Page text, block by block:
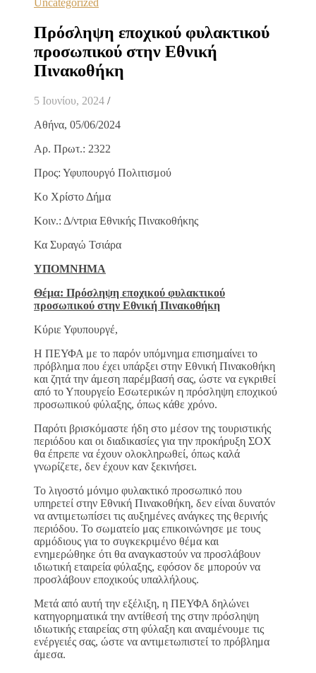
Uncategorized
Πρόσληψη εποχικού φυλακτικού
προσωπικού στην Εθνική
Πινακοθήκη
5 Ιουνίου, 2024 /
Αθήνα, 05/06/2024
Αρ. Πρωτ.: 2322
Προς: Υφυπουργό Πολιτισμού
Κο Χρίστο Δήμα
Κοιν.: Δ/ντρια Εθνικής Πινακοθήκης
Κα Συραγώ Τσιάρα
ΥΠΟΜΝΗΜΑ
Θέμα: Πρόσληψη εποχικού φυλακτικού
προσωπικού στην Εθνική Πινακοθήκη
Κύριε Υφυπουργέ,
Η ΠΕΥΦΑ με το παρόν υπόμνημα επισημαίνει το
πρόβλημα που έχει υπάρξει στην Εθνική Πινακοθήκη
και ζητά την άμεση παρέμβασή σας, ώστε να εγκριθεί
από το Υπουργείο Εσωτερικών η πρόσληψη εποχικού
προσωπικού φύλαξης, όπως κάθε χρόνο.
Παρότι βρισκόμαστε ήδη στο μέσον της τουριστικής
περιόδου και οι διαδικασίες για την προκήρυξη ΣΟΧ
θα έπρεπε να έχουν ολοκληρωθεί, όπως καλά
γνωρίζετε, δεν έχουν καν ξεκινήσει.
Το λιγοστό μόνιμο φυλακτικό προσωπικό που
υπηρετεί στην Εθνική Πινακοθήκη, δεν είναι δυνατόν
να αντιμετωπίσει τις αυξημένες ανάγκες της θερινής
περιόδου. Το σωματείο μας επικοινώνησε με τους
αρμόδιους για το συγκεκριμένο θέμα και
ενημερώθηκε ότι θα αναγκαστούν να προσλάβουν
ιδιωτική εταιρεία φύλαξης, εφόσον δε μπορούν να
προσλάβουν εποχικούς υπαλλήλους.
Μετά από αυτή την εξέλιξη, η ΠΕΥΦΑ δηλώνει
κατηγορηματικά την αντίθεσή της στην πρόσληψη
ιδιωτικής εταιρείας στη φύλαξη και αναμένουμε τις
ενέργειές σας, ώστε να αντιμετωπιστεί το πρόβλημα
άμεσα.